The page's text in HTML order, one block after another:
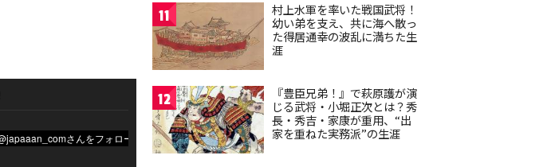
11
村上水軍を率いた戦国武将！
幼い弟を支え、共に海へ散っ
た得居通幸の波乱に満ちた生
涯
12
『豊臣兄弟！』で萩原護が演
じる武将・小堀正次とは？秀
長・秀吉・家康が重用、“出
家を重ねた実務派”の生涯